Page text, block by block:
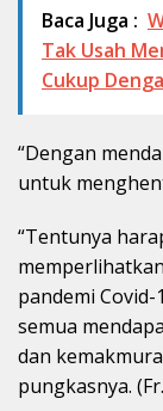
Baca Juga :
Tak Usah
Cukup
“Dengan
untuk
“Tentunya
pandemi
semua
dan
pungkasnya.